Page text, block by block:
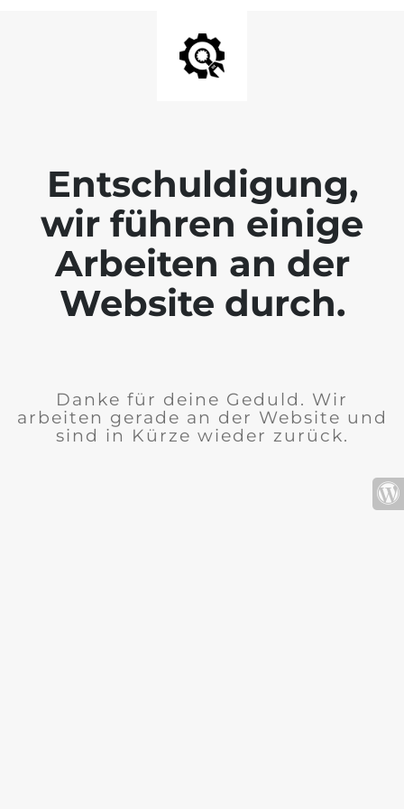
Entschuldigung,
wir führen einige
Arbeiten an der
Website durch.
Danke für deine Geduld. Wir
arbeiten gerade an der Website und
sind in Kürze wieder zurück.